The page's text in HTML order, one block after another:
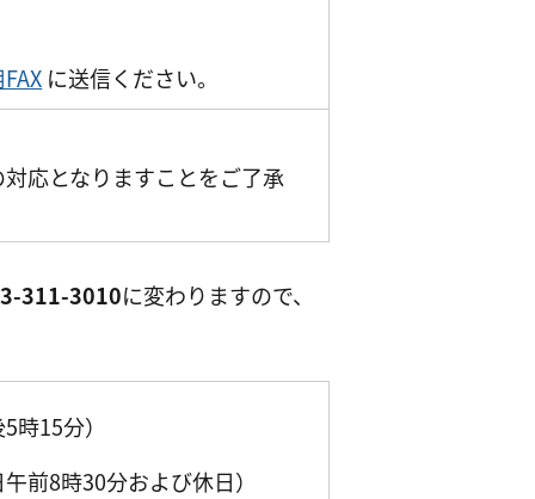
に送信ください。
応となりますことをご了承
311-3010に変わりますので、
時15分）
前8時30分および休日）